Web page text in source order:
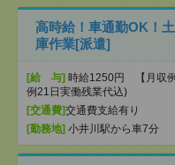
高時給！車通勤OK！
庫作業[派遣]
[給 与] 時給1250円 【月収
例21日実働残業代込)
[交通費]交通費支給有り
[勤務地] 小井川駅から車7分